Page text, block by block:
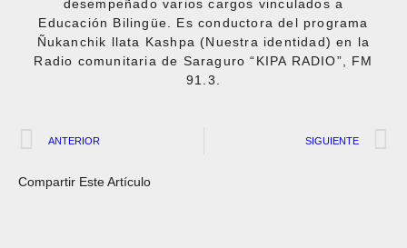
desempeñado varios cargos vinculados a
Educación Bilingüe. Es conductora del programa
Ñukanchik llata Kashpa (Nuestra identidad) en la
Radio comunitaria de Saraguro “KIPA RADIO”, FM
91.3.
ANTERIOR SIGUIENTE
Compartir Este Artículo